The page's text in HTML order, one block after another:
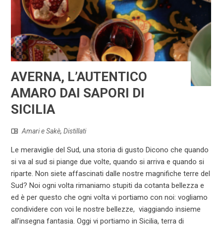
AVERNA, L’AUTENTICO
AMARO DAI SAPORI DI
SICILIA
Amari e Sakè,Distillati
Le meraviglie del Sud, una storia di gusto Dicono che quando
si va al sud si piange due volte, quando si arriva e quando si
riparte. Non siete affascinati dalle nostre magnifiche terre del
Sud? Noi ogni volta rimaniamo stupiti da cotanta bellezza e
ed è per questo che ogni volta vi portiamo con noi: vogliamo
condividere con voi le nostre bellezze, viaggiando insieme
all’insegna fantasia. Oggi vi portiamo in Sicilia, terra di